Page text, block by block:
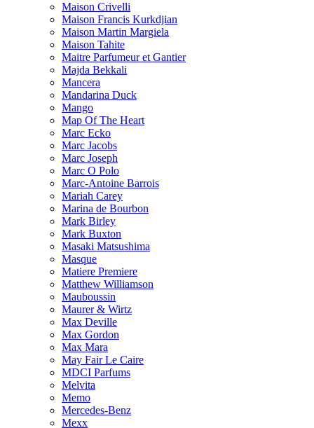
Maison Crivelli
Maison Francis Kurkdjian
Maison Martin Margiela
Maison Tahite
Maitre Parfumeur et Gantier
Majda Bekkali
Mancera
Mandarina Duck
Mango
Map Of The Heart
Marc Ecko
Marc Jacobs
Marc Joseph
Marc O Polo
Marc-Antoine Barrois
Mariah Carey
Marina de Bourbon
Mark Birley
Mark Buxton
Masaki Matsushima
Masque
Matiere Premiere
Matthew Williamson
Mauboussin
Maurer & Wirtz
Max Deville
Max Gordon
Max Mara
May Fair Le Caire
MDCI Parfums
Melvita
Memo
Mercedes-Benz
Mexx